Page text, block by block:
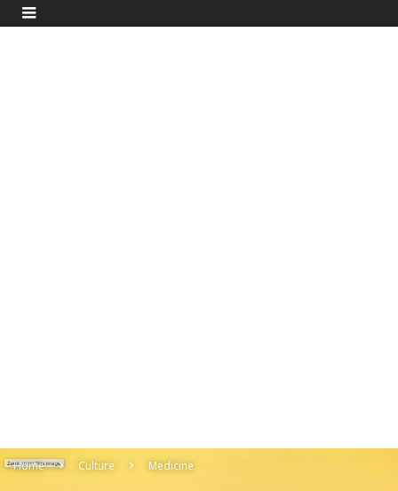
Home Culture Medicine